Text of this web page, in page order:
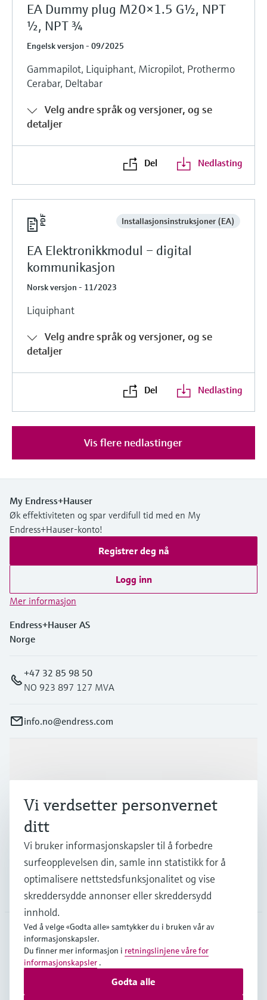
EA Dummy plug M20×1.5 G½, NPT
½, NPT ¾
Engelsk versjon - 09/2025
Gammapilot, Liquiphant, Micropilot, Prothermo
Cerabar, Deltabar
Velg andre språk og versjoner, og se
detaljer
Del Nedlasting
Installasjonsinstruksjoner (EA)
EA Elektronikkmodul – digital
kommunikasjon
Norsk versjon - 11/2023
Liquiphant
Velg andre språk og versjoner, og se
detaljer
Del Nedlasting
Vis flere nedlastinger
My Endress+Hauser
Øk effektiviteten og spar verdifull tid med en My
Endress+Hauser-konto!
Registrer deg nå
Logg inn
Mer informasjon
Endress+Hauser AS
Norge
+47 32 85 98 50
NO 923 897 127 MVA
info.no@endress.com
Industrier
Kundestøtte
Selskapet
NOR•Norsk
Opphavsrett © Endress+Hauser Group Services AG
Vi verdsetter personvernet
ditt
Vi bruker informasjonskapsler til å forbedre
surfeopplevelsen din, samle inn statistikk for å
optimalisere nettstedsfunksjonalitet og vise
skreddersydde annonser eller skreddersydd
innhold.
Ved å velge «Godta alle» samtykker du i bruken vår av
informasjonskapsler.
Du finner mer informasjon i retningslinjene våre for
informasjonskapsler .
Godta alle